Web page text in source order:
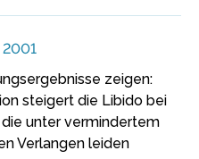
2001
zeigen:
steigert die Libido bei
die unter vermindertem
Verlangen leiden